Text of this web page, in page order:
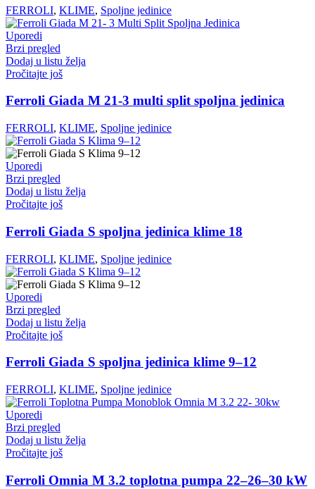
FERROLI, KLIME, Spoljne jedinice
Uporedi
Brzi pregled
Dodaj u listu želja
Pročitajte još
Ferroli Giada M 21-3 multi split spoljna jedinica
FERROLI, KLIME, Spoljne jedinice
Uporedi
Brzi pregled
Dodaj u listu želja
Pročitajte još
Ferroli Giada S spoljna jedinica klime 18
FERROLI, KLIME, Spoljne jedinice
Uporedi
Brzi pregled
Dodaj u listu želja
Pročitajte još
Ferroli Giada S spoljna jedinica klime 9–12
FERROLI, KLIME, Spoljne jedinice
Uporedi
Brzi pregled
Dodaj u listu želja
Pročitajte još
Ferroli Omnia M 3.2 toplotna pumpa 22–26–30 kW